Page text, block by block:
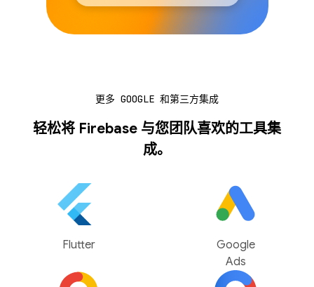
更多 GOOGLE 和第三方集成
轻松将 Firebase 与您团队喜欢的工具集
成。
Flutter
Google
Ads